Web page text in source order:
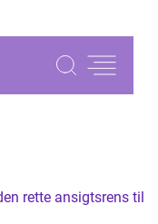
rette ansigtsrens til